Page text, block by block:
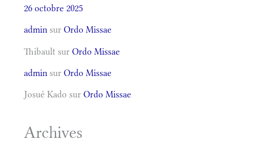
26 octobre 2025
admin sur Ordo Missae
Thibault sur Ordo Missae
admin sur Ordo Missae
Josué Kado sur Ordo Missae
Archives